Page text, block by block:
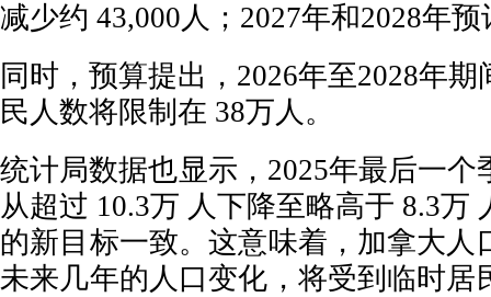
减少约 43,000人；2027年和2028年
同时，预算提出，2026年至2028年
民人数将限制在 38万人。
统计局数据也显示，2025年最后一个
从超过 10.3万 人下降至略高于 8.3万
的新目标一致。这意味着，加拿大人
未来几年的人口变化，将受到临时居